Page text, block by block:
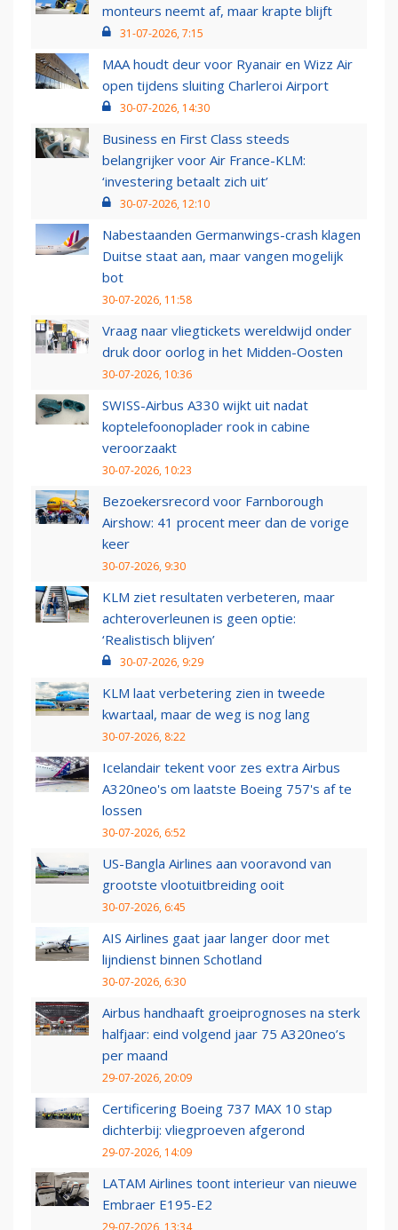
monteurs neemt af, maar krapte blijft
31-07-2026, 7:15
MAA houdt deur voor Ryanair en Wizz Air
open tijdens sluiting Charleroi Airport
30-07-2026, 14:30
Business en First Class steeds
belangrijker voor Air France-KLM:
‘investering betaalt zich uit’
30-07-2026, 12:10
Nabestaanden Germanwings-crash klagen
Duitse staat aan, maar vangen mogelijk
bot
30-07-2026, 11:58
Vraag naar vliegtickets wereldwijd onder
druk door oorlog in het Midden-Oosten
30-07-2026, 10:36
SWISS-Airbus A330 wijkt uit nadat
koptelefoonoplader rook in cabine
veroorzaakt
30-07-2026, 10:23
Bezoekersrecord voor Farnborough
Airshow: 41 procent meer dan de vorige
keer
30-07-2026, 9:30
KLM ziet resultaten verbeteren, maar
achteroverleunen is geen optie:
‘Realistisch blijven’
30-07-2026, 9:29
KLM laat verbetering zien in tweede
kwartaal, maar de weg is nog lang
30-07-2026, 8:22
Icelandair tekent voor zes extra Airbus
A320neo's om laatste Boeing 757's af te
lossen
30-07-2026, 6:52
US-Bangla Airlines aan vooravond van
grootste vlootuitbreiding ooit
30-07-2026, 6:45
AIS Airlines gaat jaar langer door met
lijndienst binnen Schotland
30-07-2026, 6:30
Airbus handhaaft groeiprognoses na sterk
halfjaar: eind volgend jaar 75 A320neo’s
per maand
29-07-2026, 20:09
Certificering Boeing 737 MAX 10 stap
dichterbij: vliegproeven afgerond
29-07-2026, 14:09
LATAM Airlines toont interieur van nieuwe
Embraer E195-E2
29-07-2026, 13:34